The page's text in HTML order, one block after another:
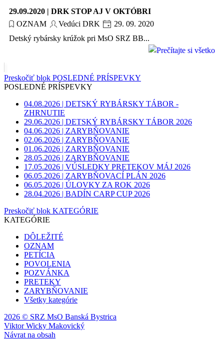
29.09.2020 | DRK STOP AJ V OKTÓBRI
OZNAM
Vedúci DRK
29. 09. 2020
Detský rybársky krúžok pri MsO SRZ BB...
Preskočiť blok POSLEDNÉ PRÍSPEVKY
POSLEDNÉ PRÍSPEVKY
04.08.2026 | DETSKÝ RYBÁRSKY TÁBOR -
ZHRNUTIE
29.06.2026 | DETSKÝ RYBÁRSKY TÁBOR 2026
04.06.2026 | ZARYBŇOVANIE
02.06.2026 | ZARYBŇOVANIE
01.06.2026 | ZARYBŇOVANIE
28.05.2026 | ZARYBŇOVANIE
17.05.2026 | VÚSLEDKY PRETEKOV MÁJ 2026
06.05.2026 | ZARYBŇOVACÍ PLÁN 2026
06.05.2026 | ÚLOVKY ZA ROK 2026
28.04.2026 | BADÍN CARP CUP 2026
Preskočiť blok KATEGÓRIE
KATEGÓRIE
DÔLEŽITÉ
OZNAM
PETÍCIA
POVOLENIA
POZVÁNKA
PRETEKY
ZARYBŇOVANIE
Všetky kategórie
2026 © SRZ MsO Banská Bystrica
Viktor Wicky Makovický
Návrat na obsah